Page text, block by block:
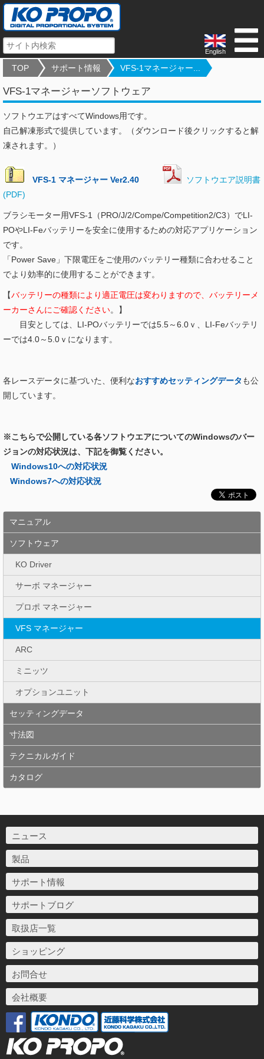
English
TOP サポート情報 VFS-1マネージャー...
VFS-1マネージャーソフトウェア
ソフトウエアはすべてWindows用です。
自己解凍形式で提供しています。（ダウンロード後クリックすると解
凍されます。）
VFS-1 マネージャー Ver2.40
ソフトウエア説明書
(PDF)
ブラシモーター用VFS-1（PRO/J/2/Compe/Competition2/C3）でLI-
POやLI-Feバッテリーを安全に使用するための対応アプリケーション
です。
「Power Save」下限電圧をご使用のバッテリー種類に合わせること
でより効率的に使用することができます。
【バッテリーの種類により適正電圧は変わりますので、バッテリーメ
ーカーさんにご確認ください。】
目安としては、LI-POバッテリーでは5.5～6.0ｖ、LI-Feバッテリ
ーでは4.0～5.0ｖになります。
各レースデータに基づいた、便利なおすすめセッティングデータ も公
開しています。
※こちらで公開している各ソフトウエアについてのWindowsのバー
ジョンの対応状況は、下記を御覧ください。
Windows10への対応状況
Windows7への対応状況
マニュアル
ソフトウェア
KO Driver
サーボ マネージャー
プロポ マネージャー
VFS マネージャー
ARC
ミニッツ
オプションユニット
セッティングデータ
寸法図
テクニカルガイド
カタログ
ニュース
製品
サポート情報
サポートブログ
取扱店一覧
ショッピング
お問合せ
会社概要